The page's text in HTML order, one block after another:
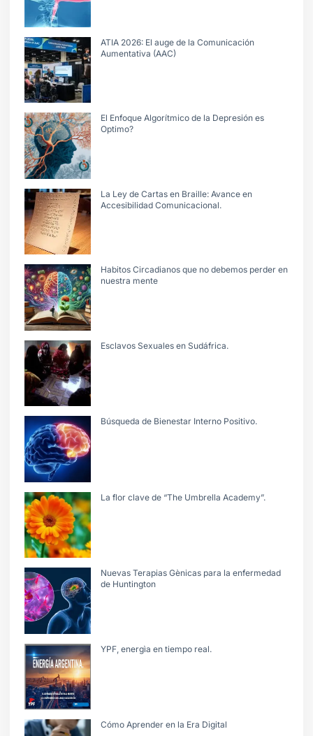
ATIA 2026: El auge de la Comunicación
Aumentativa (AAC)
El Enfoque Algorítmico de la Depresión es
Optimo?
La Ley de Cartas en Braille: Avance en
Accesibilidad Comunicacional.
Habitos Circadianos que no debemos perder en
nuestra mente
Esclavos Sexuales en Sudáfrica.
Búsqueda de Bienestar Interno Positivo.
La flor clave de “The Umbrella Academy”.
Nuevas Terapias Gènicas para la enfermedad
de Huntington
YPF, energìa en tiempo real.
Cómo Aprender en la Era Digital